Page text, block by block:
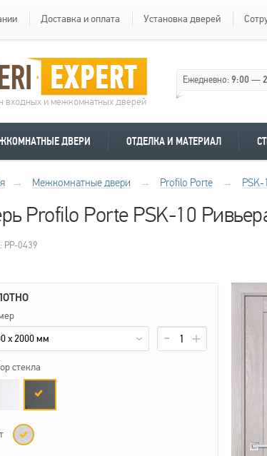
Доставка и оплата Установка дверей
входных и межкомнатных дверей
Ежедневно:9:00—
ДВЕРИ ОТДЕЛКА И МАТЕРИАЛ
→ Межкомнатные двери → Profilo Porte → PSK-
Profilo Porte PSK-10
PP-0439
x 2000 мм
стекла